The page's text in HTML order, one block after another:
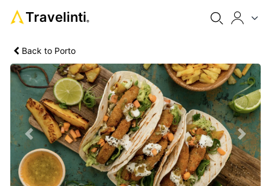
Travelinti®
Back to Porto
Previous Next